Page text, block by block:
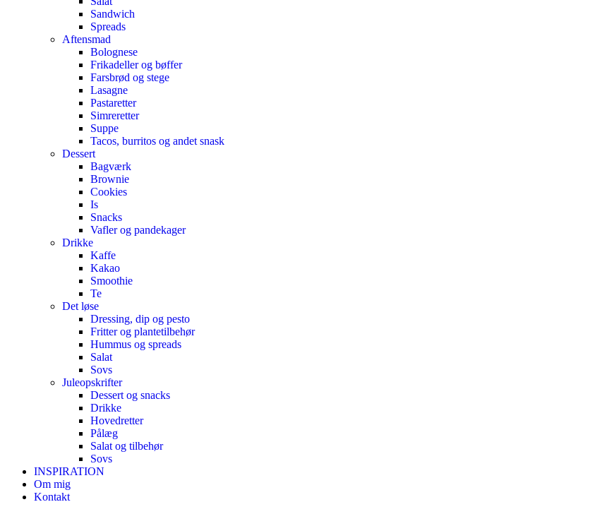
Sandwich
Spreads
Aftensmad
Bolognese
Frikadeller og bøffer
Farsbrød og stege
Lasagne
Pastaretter
Simreretter
Suppe
Tacos, burritos og andet snask
Dessert
Bagværk
Brownie
Cookies
Is
Snacks
Vafler og pandekager
Drikke
Kaffe
Kakao
Smoothie
Te
Det løse
Dressing, dip og pesto
Fritter og plantetilbehør
Hummus og spreads
Salat
Sovs
Juleopskrifter
Dessert og snacks
Drikke
Hovedretter
Pålæg
Salat og tilbehør
Sovs
INSPIRATION
Om mig
Kontakt